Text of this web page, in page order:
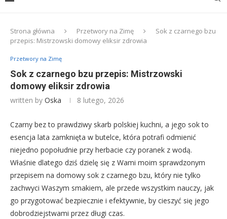
Strona główna Przetwory na Zimę
Sok z czarnego bzu
przepis: Mistrzowski domowy eliksir zdrowia
Przetwory na Zimę
Sok z czarnego bzu przepis: Mistrzowski
domowy eliksir zdrowia
written by Oska 8 lutego, 2026
Czarny bez to prawdziwy skarb polskiej kuchni, a jego sok to
esencja lata zamknięta w butelce, która potrafi odmienić
niejedno popołudnie przy herbacie czy poranek z wodą.
Właśnie dlatego dziś dzielę się z Wami moim sprawdzonym
przepisem na domowy sok z czarnego bzu, który nie tylko
zachwyci Waszym smakiem, ale przede wszystkim nauczy, jak
go przygotować bezpiecznie i efektywnie, by cieszyć się jego
dobrodziejstwami przez długi czas.